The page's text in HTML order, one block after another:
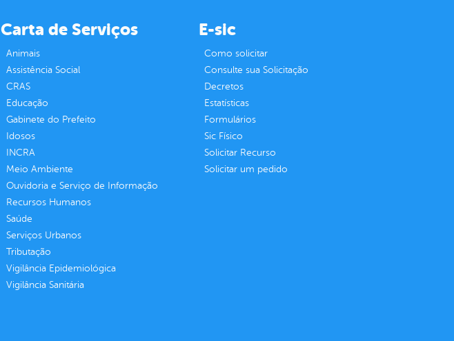
Carta de Serviços
Animais
Assistência Social
CRAS
Educação
Gabinete do Prefeito
Idosos
INCRA
Meio Ambiente
Ouvidoria e Serviço de Informação
Recursos Humanos
Saúde
Serviços Urbanos
Tributação
Vigilância Epidemiológica
Vigilância Sanitária
E-sic
Como solicitar
Consulte sua Solicitação
Decretos
Estatísticas
Formulários
Sic Físico
Solicitar Recurso
Solicitar um pedido